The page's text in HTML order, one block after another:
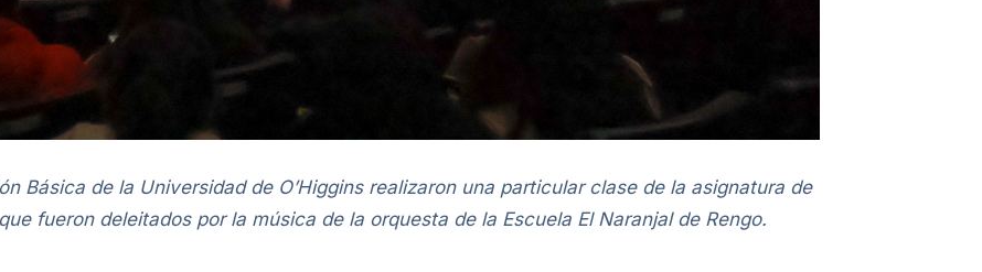
Básica de la Universidad de O’Higgins realizaron una particular clase de la asignatura de
fueron deleitados por la música de la orquesta de la Escuela El Naranjal de Rengo.